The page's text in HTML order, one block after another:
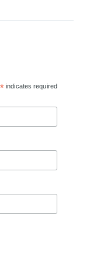
* indicates required